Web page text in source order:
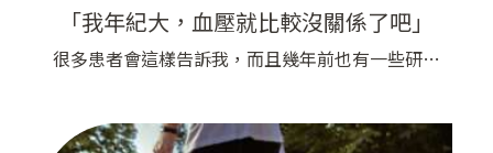
「我年紀大，血壓就比較沒關係了吧」
很多患者會這樣告訴我，而且幾年前也有一些研究
的時候， 血管壓力會跟著上升，不知您是否觀察
過身邊的老人家，是血壓高的比較健康還是正常的